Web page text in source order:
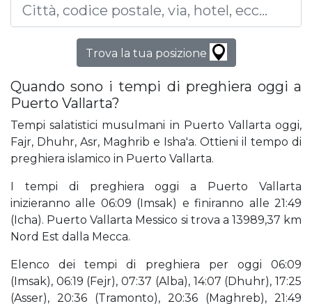
Trova la tua posizione
Quando sono i tempi di preghiera oggi a
Puerto Vallarta?
Tempi salatistici musulmani in Puerto Vallarta oggi,
Fajr, Dhuhr, Asr, Maghrib e Isha'a. Ottieni il tempo di
preghiera islamico in Puerto Vallarta.
I tempi di preghiera oggi a Puerto Vallarta
inizieranno alle 06:09 (Imsak) e finiranno alle 21:49
(Icha). Puerto Vallarta Messico si trova a 13989,37 km
Nord Est dalla Mecca.
Elenco dei tempi di preghiera per oggi 06:09
(Imsak), 06:19 (Fejr), 07:37 (Alba), 14:07 (Dhuhr), 17:25
(Asser), 20:36 (Tramonto), 20:36 (Maghreb), 21:49